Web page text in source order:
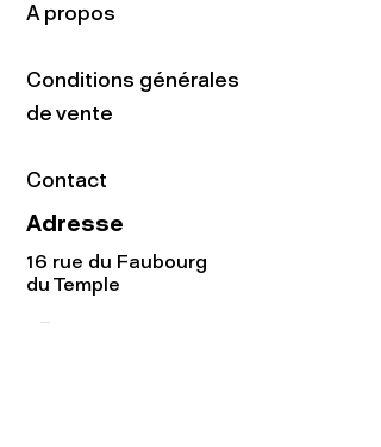
A propos
Conditions générales
de vente
Contact
Adresse
16 rue du Faubourg
du Temple
75011 Paris